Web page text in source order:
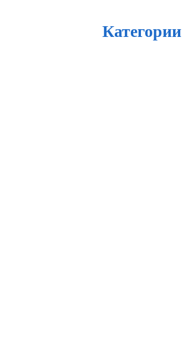
Категории